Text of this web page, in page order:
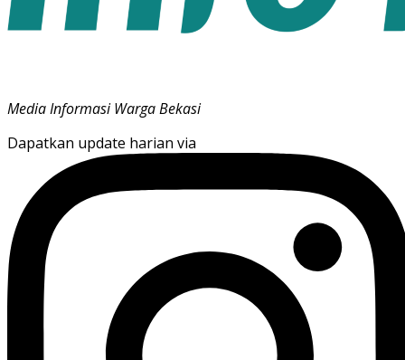
Media Informasi Warga Bekasi
Dapatkan update harian via